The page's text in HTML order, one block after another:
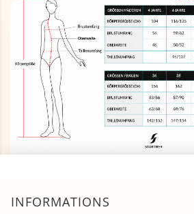
INFORMATIONS